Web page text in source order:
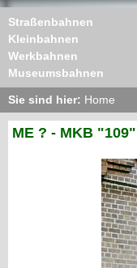
Straßenbahnen
Kleinbahnen
Werkbahnen
Museumsbahnen
Sie sind hier: Home
ME ? - MKB "109"